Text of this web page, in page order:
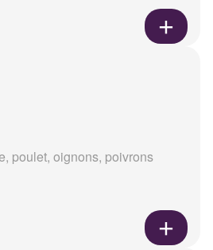
poulet, oignons, poivrons